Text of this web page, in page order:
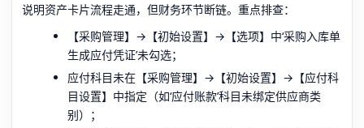
说明资产卡片流程走通，但财务环节断链。重点排查：
【采购管理】→【初始设置】→【选项】中‘采购入库单
生成应付凭证’未勾选；
应付科目未在【采购管理】→【初始设置】→【应付科
目设置】中指定（如‘应付账款’科目未绑定供应商类
别）；